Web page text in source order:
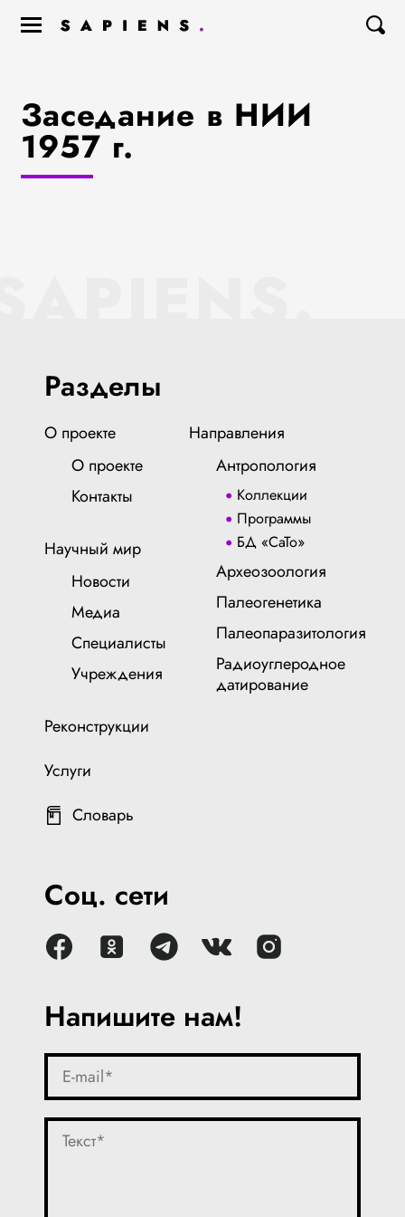
Заседание в НИИ
1957 г.
Напишите нам!
Разделы
О проекте
О проекте
Контакты
Научный мир
Новости
Медиа
Специалисты
Учреждения
Реконструкции
Услуги
Словарь
Направления
Антропология
Коллекции
Программы
БД «СаТо»
Археозоология
Палеогенетика
Палеопаразитология
Радиоуглеродное
датирование
Соц. сети